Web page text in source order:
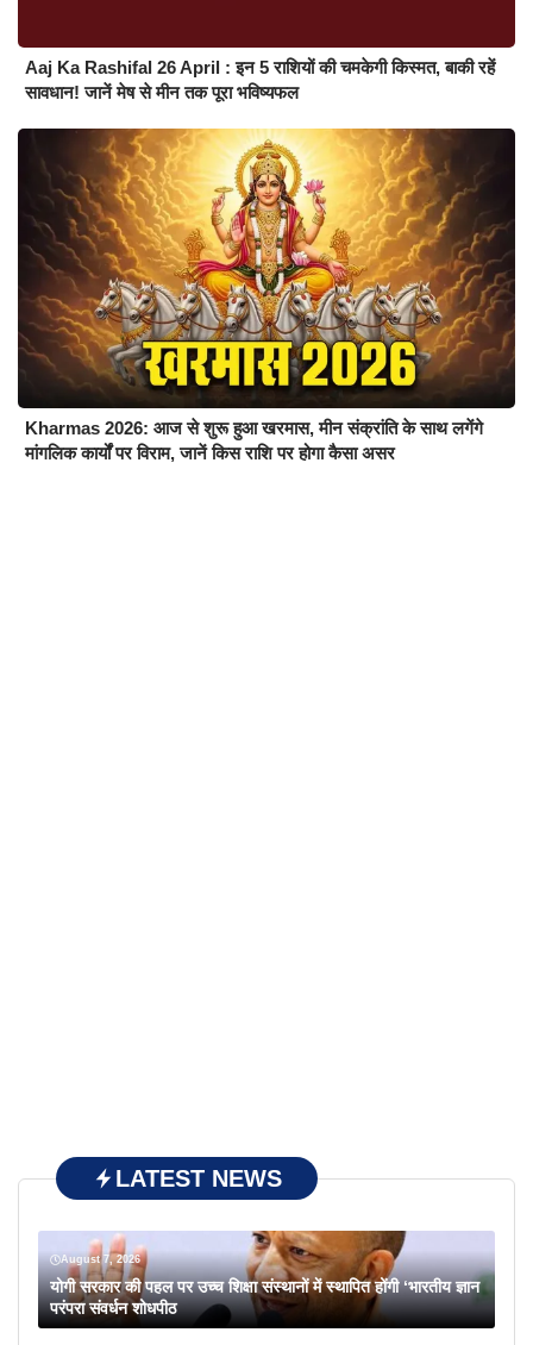
Aaj Ka Rashifal 26 April : इन 5 राशियों की चमकेगी किस्मत, बाकी रहें
सावधान! जानें मेष से मीन तक पूरा भविष्यफल
Kharmas 2026: आज से शुरू हुआ खरमास, मीन संक्रांति के साथ लगेंगे
मांगलिक कार्यों पर विराम, जानें किस राशि पर होगा कैसा असर
LATEST NEWS
August 7, 2026
योगी सरकार की पहल पर उच्च शिक्षा संस्थानों में स्थापित होंगी ‘भारतीय ज्ञान
परंपरा संवर्धन शोधपीठ